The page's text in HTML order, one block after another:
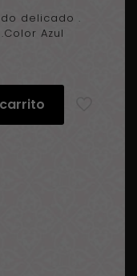
delicado .
Azul